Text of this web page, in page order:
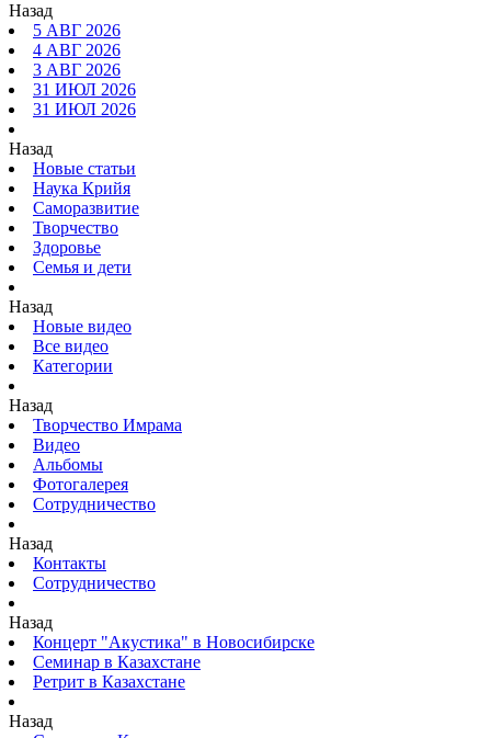
Назад
5 АВГ 2026
4 АВГ 2026
3 АВГ 2026
31 ИЮЛ 2026
31 ИЮЛ 2026
Назад
Новые статьи
Наука Крийя
Саморазвитие
Творчество
Здоровье
Семья и дети
Назад
Новые видео
Все видео
Категории
Назад
Творчество Имрама
Видео
Альбомы
Фотогалерея
Сотрудничество
Назад
Контакты
Сотрудничество
Назад
Концерт "Акустика" в Новосибирске
Семинар в Казахстане
Ретрит в Казахстане
Назад